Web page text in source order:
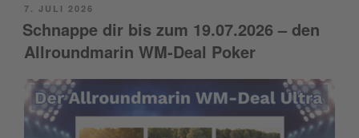
POSTED
ON
7. JULI 2026
Schnappe dir bis zum 19.07.2026 – den
Allroundmarin WM-Deal Poker